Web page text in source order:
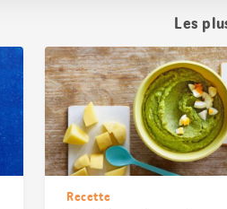
Trier
résultats
Recette